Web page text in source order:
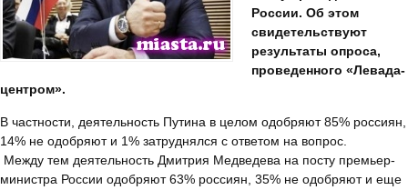
России. Об этом
свидетельствуют
результаты опроса,
проведенного «Левада-
центром».
В частности, деятельность Путина в целом одобряют 85% россиян,
14% не одобряют и 1% затруднялся с ответом на вопрос.
Между тем деятельность Дмитрия Медведева на посту премьер-
министра России одобряют 63% россиян, 35% не одобряют и еще